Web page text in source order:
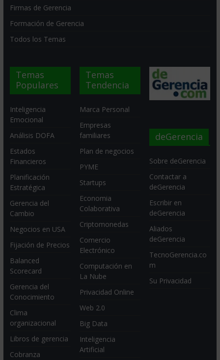
Firmas de Gerencia
Formación de Gerencia
Todos los Temas
Temas
Populares
Inteligencia
Emocional
Análisis DOFA
Estados
Financieros
Planificación
Estratégica
Gerencia del
Cambio
Negocios en USA
Fijación de Precios
Balanced
Scorecard
Gerencia del
Conocimiento
Clima
organizacional
Libros de gerencia
Cobranza
Temas
Tendencia
Marca Personal
Empresas
familiares
Plan de negocios
PYME
Startups
Economia
Colaborativa
Criptomonedas
Comercio
Electrónico
Computación en
La Nube
Privacidad Online
Web 2.0
Big Data
Inteligencia
Artificial
deGerencia
Sobre deGerencia
Contactar a
deGerencia
Escribir en
deGerencia
Aliados
deGerencia
TecnoGerencia.co
m
Su Privacidad